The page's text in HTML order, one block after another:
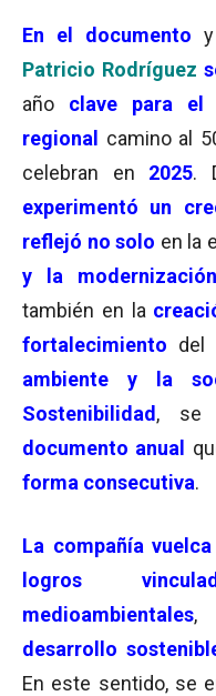
En el documento y
Patricio Rodríguez
año clave para el
regional camino al
celebran en 2025.
experimentó un
reflejó no solo en la
y la
también en la
fortalecimiento del
ambiente y la
Sostenibilidad , se
documento anual
forma consecutiva.
La compañía vuelca
logros
medioambientales,
desarrollo
En este sentido, se